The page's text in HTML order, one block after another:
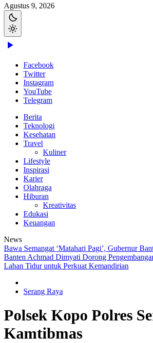
Agustus 9, 2026
Facebook
Twitter
Instagram
YouTube
Telegram
Berita
Teknologi
Kesehatan
Travel
Kuliner
Lifestyle
Inspirasi
Karier
Olahraga
Hiburan
Kreativitas
Edukasi
Keuangan
News
Bawa Semangat ‘Matahari Pagi’, Gubernur
Banten Achmad Dimyati Dorong
Lahan Tidur untuk Perkuat Kemandirian
Serang Raya
Polsek Kopo Polres
Kamtibmas